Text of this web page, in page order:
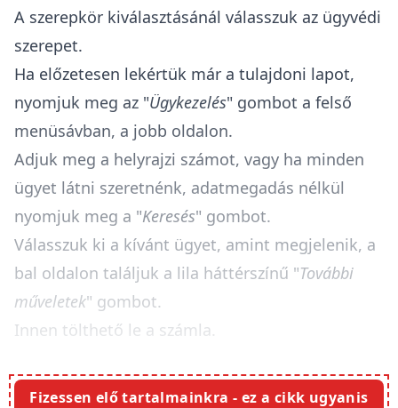
A szerepkör kiválasztásánál válasszuk az ügyvédi
szerepet.
Ha előzetesen lekértük már a tulajdoni lapot,
nyomjuk meg az "Ügykezelés" gombot a felső
menüsávban, a jobb oldalon.
Adjuk meg a helyrajzi számot, vagy ha minden
ügyet látni szeretnénk, adatmegadás nélkül
nyomjuk meg a "Keresés" gombot.
Válasszuk ki a kívánt ügyet, amint megjelenik, a
bal oldalon találjuk a lila háttérszínű "További
műveletek" gombot.
Innen tölthető le a számla.
Fizessen elő tartalmainkra - ez a cikk ugyanis